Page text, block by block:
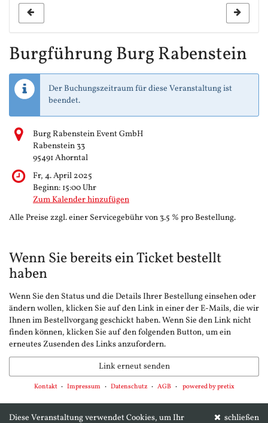
Burgführung Burg Rabenstein
Der Buchungszeitraum für diese Veranstaltung ist
beendet.
Burg Rabenstein Event GmbH
Rabenstein 33
95491 Ahorntal
Fr, 4. April 2025
Beginn: 15:00Uhr
Zum Kalender hinzufügen
Alle Preise zzgl. einer Servicegebühr von 3.5 % pro Bestellung.
Wenn Sie bereits ein Ticket bestellt
haben
Wenn Sie den Status und die Details Ihrer Bestellung einsehen oder
ändern wollen, klicken Sie auf den Link in einer der E-Mails, die wir
Ihnen im Bestellvorgang geschickt haben. Wenn Sie den Link nicht
finden können, klicken Sie auf den folgenden Button, um ein
erneutes Zusenden des Links anzufordern.
Link erneut senden
Kontakt Impressum Datenschutz AGB powered by pretix
schließen
Diese Veranstaltung verwendet Cookies, um Ihr